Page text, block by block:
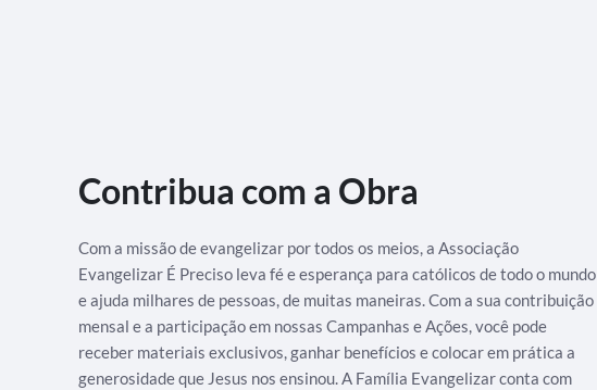
Contribua com a Obra
Com a missão de evangelizar por todos os meios, a Associação
Evangelizar É Preciso leva fé e esperança para católicos de todo o mundo
e ajuda milhares de pessoas, de muitas maneiras. Com a sua contribuição
mensal e a participação em nossas Campanhas e Ações, você pode
receber materiais exclusivos, ganhar benefícios e colocar em prática a
generosidade que Jesus nos ensinou. A Família Evangelizar conta com